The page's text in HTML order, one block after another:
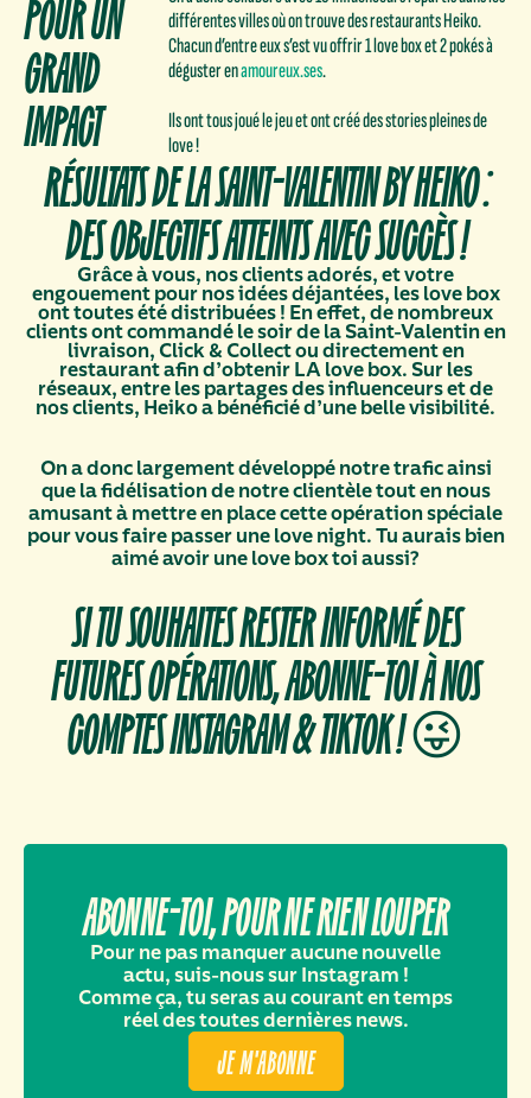
POUR UN
GRAND
IMPACT
différentes villes où on trouve des restaurants Heiko.
Chacun d’entre eux s’est vu offrir 1 love box et 2 pokés à
déguster enamoureux.ses.
Ils ont tous joué le jeu et ont créé des stories pleines de
love !
RÉSULTATS DE LA SAINT-VALENTIN BY HEIKO :
DES OBJECTIFS ATTEINTS AVEC SUCCÈS !
Grâce à vous, nos clients adorés, et votre
engouement pour nos idées déjantées, les love box
ont toutes été distribuées ! En effet, de nombreux
clients ont commandé le soir de la Saint-Valentin en
livraison, Click & Collect ou directement en
restaurant afin d’obtenir LA love box. Sur les
réseaux, entre les partages des influenceurs et de
nos clients, Heiko a bénéficié d’une belle visibilité.
On a donc largement développé notre trafic ainsi
que la fidélisation de notre clientèle tout en nous
amusant à mettre en place cette opération spéciale
pour vous faire passer une love night. Tu aurais bien
aimé avoir une love box toi aussi?
SI TU SOUHAITES RESTER INFORMÉ DES
FUTURES OPÉRATIONS, ABONNE-TOI À NOS
COMPTES INSTAGRAM & TIKTOK ! 😜
ABONNE-TOI, POUR NE RIEN LOUPER
Pour ne pas manquer aucune nouvelle
actu, suis-nous sur Instagram !
Comme ça, tu seras au courant en temps
réel des toutes dernières news.
JE M'ABONNE